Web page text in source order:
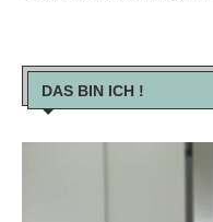
DAS BIN ICH !